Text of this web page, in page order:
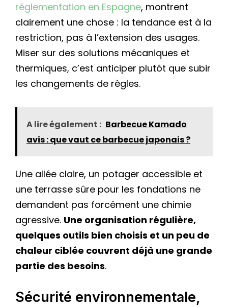
réglementation en Espagne, montrent
clairement une chose : la tendance est à la
restriction, pas à l’extension des usages.
Miser sur des solutions mécaniques et
thermiques, c’est anticiper plutôt que subir
les changements de règles.
A lire également : Barbecue Kamado
avis : que vaut ce barbecue japonais ?
Une allée claire, un potager accessible et
une terrasse sûre pour les fondations ne
demandent pas forcément une chimie
agressive. Une organisation régulière,
quelques outils bien choisis et un peu de
chaleur ciblée couvrent déjà une grande
partie des besoins.
Sécurité environnementale,